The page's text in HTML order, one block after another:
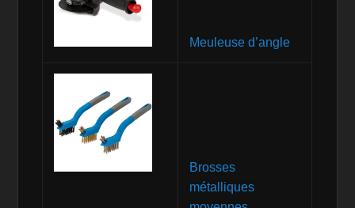
Meuleuse d’angle
Brosses
métalliques